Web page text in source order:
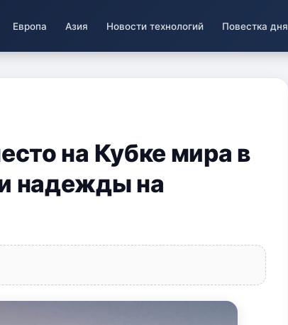
Европа Азия Новости технологий Повестка дня
на Кубке мира в
надежды на